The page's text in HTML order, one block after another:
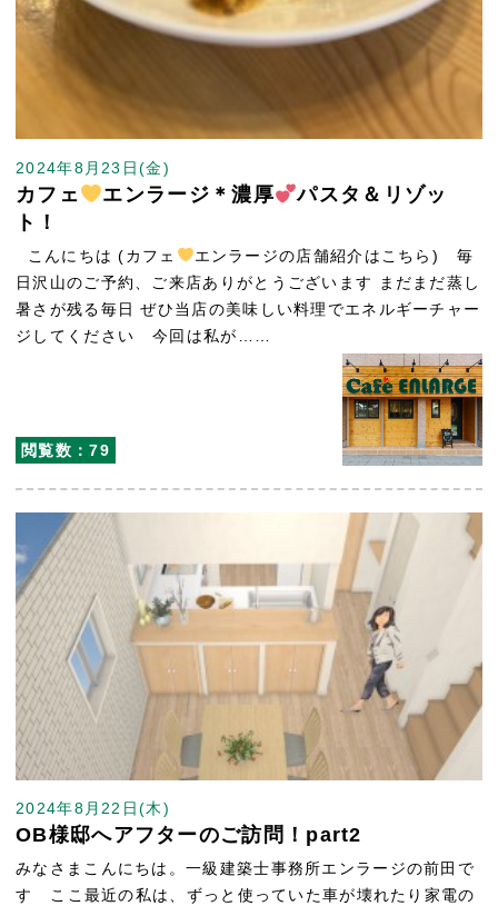
閲覧数：79
2024年8月23日(金)
カフェ エンラージ＊濃厚
パスタ＆リゾッ
ト！
こんにちは (カフェ
エンラージの店舗紹介はこちら) 毎
日沢山のご予約、ご来店ありがとうございます まだまだ蒸し
暑さが残る毎日 ぜひ当店の美味しい料理でエネルギーチャー
ジしてください 今回は私が……
2024年8月22日(木)
OB様邸へアフターのご訪問！part2
みなさまこんにちは。一級建築士事務所エンラージの前田で
す ここ最近の私は、ずっと使っていた車が壊れたり家電の